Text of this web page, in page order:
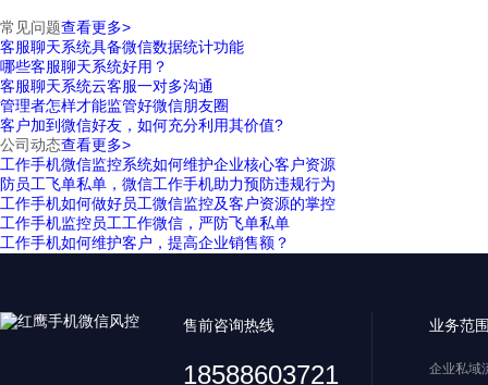
常见问题查看更多>
客服聊天系统具备微信数据统计功能
哪些客服聊天系统好用？
客服聊天系统云客服一对多沟通
管理者怎样才能监管好微信朋友圈
客户加到微信好友，如何充分利用其价值?
公司动态查看更多>
工作手机微信监控系统如何维护企业核心客户资源
防员工飞单私单，微信工作手机助力预防违规行为
工作手机如何做好员工微信监控及客户资源的掌控
工作手机监控员工工作微信，严防飞单私单
工作手机如何维护客户，提高企业销售额？
售前咨询热线
18588603721
业务范
企业私域